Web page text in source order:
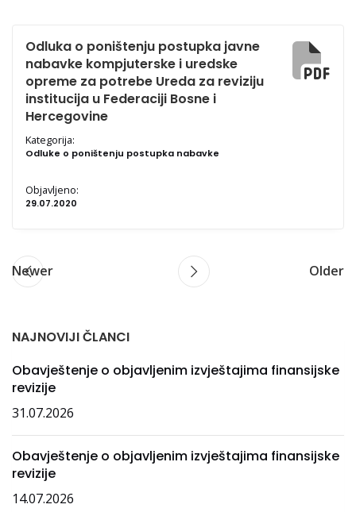
Odluka o poništenju postupka javne
nabavke kompjuterske i uredske
opreme za potrebe Ureda za reviziju
institucija u Federaciji Bosne i
Hercegovine
Kategorija:
Odluke o poništenju postupka nabavke
Objavljeno:
29.07.2020
Newer Older
NAJNOVIJI ČLANCI
Obavještenje o objavljenim izvještajima finansijske
revizije
31.07.2026
Obavještenje o objavljenim izvještajima finansijske
revizije
14.07.2026